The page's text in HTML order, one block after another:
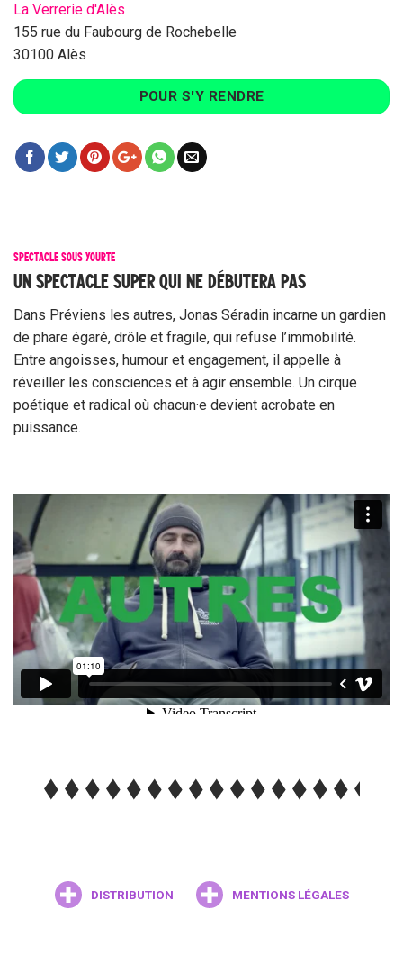
La Verrerie d'Alès
155 rue du Faubourg de Rochebelle
30100 Alès
POUR S'Y RENDRE
SPECTACLE SOUS YOURTE
UN SPECTACLE SUPER QUI NE DÉBUTERA PAS
Dans Préviens les autres, Jonas Séradin incarne un gardien
de phare égaré, drôle et fragile, qui refuse l’immobilité.
Entre angoisses, humour et engagement, il appelle à
réveiller les consciences et à agir ensemble. Un cirque
poétique et radical où chacun·e devient acrobate en
puissance.
DISTRIBUTION MENTIONS LÉGALES